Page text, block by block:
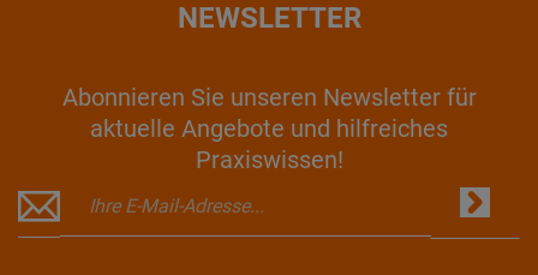
NEWSLETTER
Abonnieren Sie unseren Newsletter für
aktuelle Angebote und hilfreiches
Praxiswissen!